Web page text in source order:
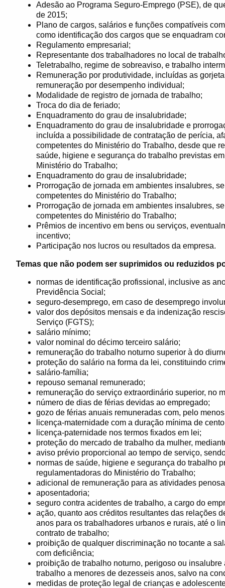
Adesão ao Programa Seguro-Emprego (PSE), de
de 2015;
Plano de cargos, salários e funções compatíveis
como identificação dos cargos que se enquadram
Regulamento empresarial;
Representante dos trabalhadores no local de
Teletrabalho, regime de sobreaviso, e trabalho
Remuneração por produtividade, incluídas as
remuneração por desempenho individual;
Modalidade de registro de jornada de trabalho;
Troca do dia de feriado;
Enquadramento do grau de insalubridade;
Enquadramento do grau de insalubridade e
incluída a possibilidade de contratação de perícia,
competentes do Ministério do Trabalho, desde que
saúde, higiene e segurança do trabalho previstas
Ministério do Trabalho;
Enquadramento do grau de insalubridade;
Prorrogação de jornada em ambientes insalubres,
competentes do Ministério do Trabalho;
Prorrogação de jornada em ambientes insalubres,
competentes do Ministério do Trabalho;
Prêmios de incentivo em bens ou serviços,
incentivo;
Participação nos lucros ou resultados da empresa.
Temas que não podem ser suprimidos ou reduzidos
normas de identificação profissional, inclusive as
Previdência Social;
seguro-desemprego, em caso de desemprego
valor dos depósitos mensais e da indenização
Serviço (FGTS);
salário mínimo;
valor nominal do décimo terceiro salário;
remuneração do trabalho noturno superior à do
proteção do salário na forma da lei, constituindo
salário-família;
repouso semanal remunerado;
remuneração do serviço extraordinário superior, no
número de dias de férias devidas ao empregado;
gozo de férias anuais remuneradas com, pelo
licença-maternidade com a duração mínima de
licença-paternidade nos termos fixados em lei;
proteção do mercado de trabalho da mulher,
aviso prévio proporcional ao tempo de serviço,
normas de saúde, higiene e segurança do trabalho
regulamentadoras do Ministério do Trabalho;
adicional de remuneração para as atividades
aposentadoria;
seguro contra acidentes de trabalho, a cargo do
ação, quanto aos créditos resultantes das relações
anos para os trabalhadores urbanos e rurais, até o
contrato de trabalho;
proibição de qualquer discriminação no tocante a
com deficiência;
proibição de trabalho noturno, perigoso ou
trabalho a menores de dezesseis anos, salvo na
medidas de proteção legal de crianças e